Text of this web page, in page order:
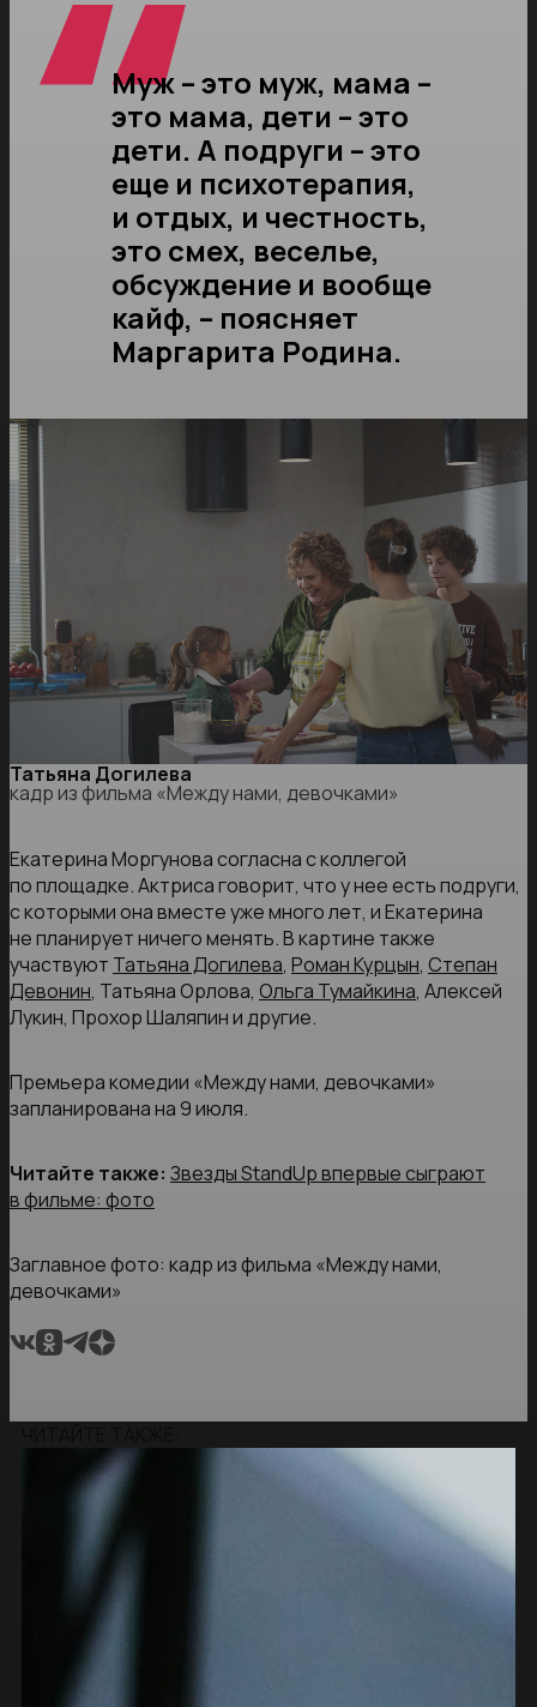
Муж – это муж, мама –
это мама, дети – это
дети. А подруги – это
еще и психотерапия,
и отдых, и честность,
это смех, веселье,
обсуждение и вообще
кайф, – поясняет
Маргарита Родина.
Татьяна Догилева
кадр из фильма «Между нами, девочками»
Екатерина Моргунова согласна с коллегой
по площадке. Актриса говорит, что у нее есть подруги,
с которыми она вместе уже много лет, и Екатерина
не планирует ничего менять. В картине также
участвуют Татьяна Догилева, Роман Курцын, Степан
Девонин, Татьяна Орлова, Ольга Тумайкина, Алексей
Лукин, Прохор Шаляпин и другие.
Премьера комедии «Между нами, девочками»
запланирована на 9 июля.
Читайте также: Звезды StandUp впервые сыграют
в фильме: фото
Заглавное фото: кадр из фильма «Между нами,
девочками»